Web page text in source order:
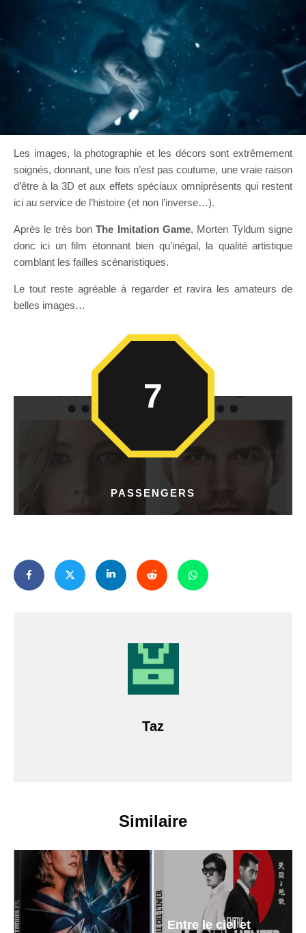
Les images, la photographie et les décors sont extrêmement
soignés, donnant, une fois n’est pas coutume, une vraie raison
d’être à la 3D et aux effets spéciaux omniprésents qui restent
ici au service de l’histoire (et non l’inverse…).
Après le très bonThe Imitation Game, Morten Tyldum signe
donc ici un film étonnant bien qu’inégal, la qualité artistique
comblant les failles scénaristiques.
Le tout reste agréable à regarder et ravira les amateurs de
belles images…
PASSENGERS
7
Taz
Similaire
Entre le ciel et